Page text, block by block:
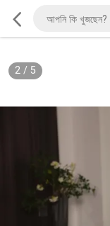
2/ 5